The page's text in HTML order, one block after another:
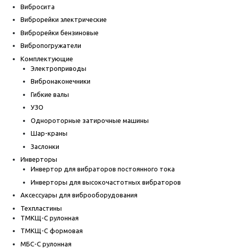
Вибросита
Виброрейки электрические
Виброрейки бензиновые
Вибропогружатели
Комплектующие
Электроприводы
Вибронаконечники
Гибкие валы
УЗО
Однороторные затирочные машины
Шар-краны
Заслонки
Инверторы
Инвертор для вибраторов постоянного тока
Инверторы для высокочастотных вибраторов
Аксессуары для виброоборудования
Техпластины
ТМКЩ-С рулонная
ТМКЩ-С формовая
МБС-С рулонная